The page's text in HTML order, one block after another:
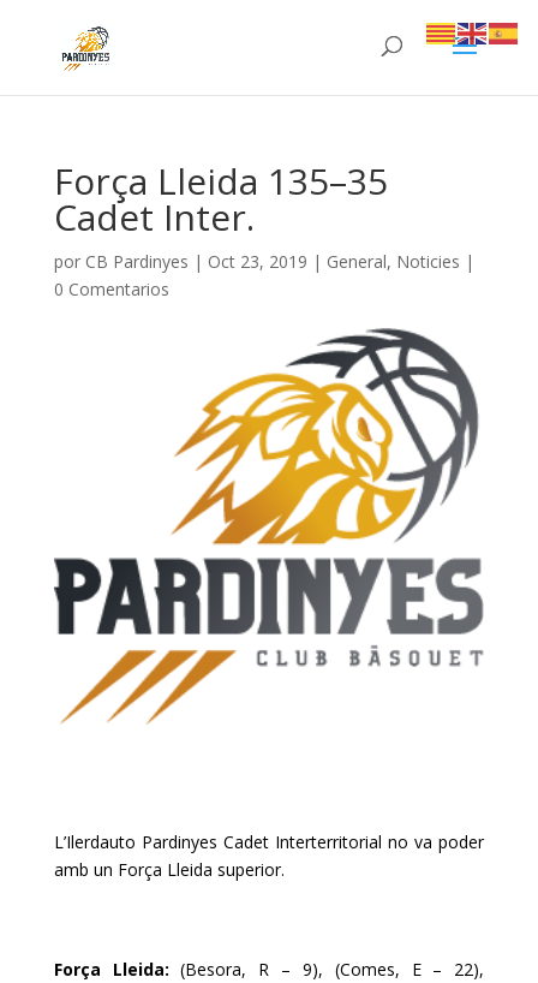
Força Lleida 135–35
Cadet Inter.
por CB Pardinyes | Oct 23, 2019 | General, Noticies |
0 Comentarios
L’Ilerdauto Pardinyes Cadet Interterritorial no va poder
amb un Força Lleida superior.
Força Lleida: (Besora, R – 9), (Comes, E – 22),